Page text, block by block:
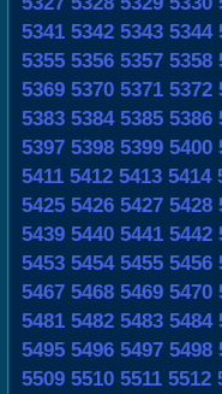
5341 5342 5343 5344
5355 5356 5357 5358
5369 5370 5371 5372
5383 5384 5385 5386
5397 5398 5399 5400
5411 5412 5413 5414
5425 5426 5427 5428
5439 5440 5441 5442
5453 5454 5455 5456
5467 5468 5469 5470
5481 5482 5483 5484
5495 5496 5497 5498
5509 5510 5511 5512